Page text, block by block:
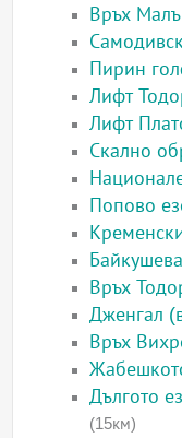
Връх
Пирин
Лифт
Лифт
Скално
Попово
Връх
Дженгал
Връх
Дългото
(15км)